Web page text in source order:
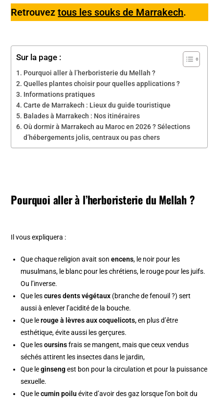
Retrouveztous les souks de Marrakech.
Sur la page :
Pourquoi aller à l’herboristerie du Mellah ?
Quelles plantes choisir pour quelles applications ?
Informations pratiques
Carte de Marrakech : Lieux du guide touristique
Balades à Marrakech : Nos itinéraires
Où dormir à Marrakech au Maroc en 2026 ? Sélections
d’hébergements jolis, centraux ou pas chers
Pourquoi aller à l’herboristerie du Mellah ?
Il vous expliquera :
Que chaque religion avait sonencens, le noir pour les
musulmans, le blanc pour les chrétiens, le rouge pour les juifs.
Ou l’inverse.
Que lescures dents végétaux (branche de fenouil ?) sert
aussi à enlever l’acidité de la bouche.
Que lerouge à lèvres aux coquelicots,en plus d’être
esthétique, évite aussi les gerçures.
Que lesoursinsfrais se mangent, mais que ceux vendus
séchés attirent les insectes dans le jardin,
Que leginsengest bon pour la circulation et pour la puissance
sexuelle.
Que lecumin poilu évite d’avoir des gaz lorsque l’on boit du